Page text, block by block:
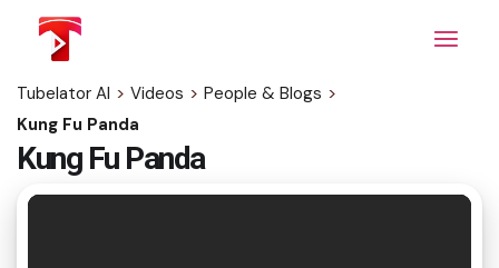
content
Tubelator AI > Videos > People & Blogs >
Kung Fu Panda
Kung Fu Panda